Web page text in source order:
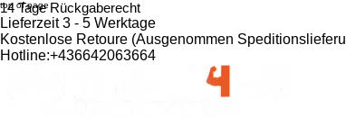
top of page
14 Tage Rückgaberecht
Lieferzeit 3 - 5 Werktage
Kostenlose Retoure (Ausgenommen
Hotline:+436642063664